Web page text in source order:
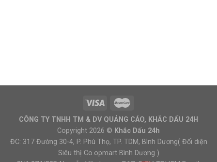
CÔNG TY TNHH TM & DV QUẢNG CÁO, KHẮC DẤU 24H
Copyright 2026 © Khắc Dấu 24h
ĐC: 317 Đường 30-4, P. Phú Thọ, TP. TDM, Bình Dương( Đối diện
Siêu thị Co.opmart Bình Dương )